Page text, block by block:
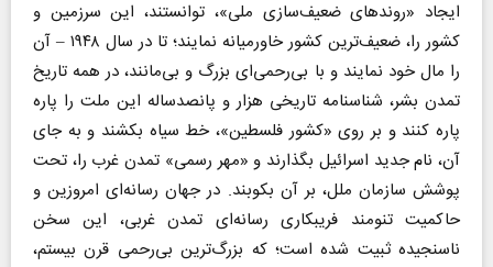
ایجاد «روندهای ضعیف‌سازی ملی»، توانستند، این سرزمین و
کشور را، ضعیف‌ترین کشور خاورمیانه نمایند؛ تا در سال ۱۹۴۸ – آن
را مال خود نمایند و با بی‌رحمی‌ای بزرگ و بی‌مانند، در همه تاریخ
تمدن بشر، شناسنامه تاریخی هزار و پانصدساله این ملت را پاره
پاره کنند و بر روی «کشور فلسطین»، خط سیاه بکشند و به جای
آن، نام جدید اسرائیل بگذارند و «مهر رسمی» تمدن غرب را، تحت
پوشش سازمان ملل، بر آن بکوبند. در جهان رسانه‌ای امروزین و
حاکمیت تنومند فریبکاری رسانه‌ای تمدن غربی، این سخن
ناسنجیده ثبیت شده است؛ که بزرگ‌ترین بی‌رحمی قرن بیستم،